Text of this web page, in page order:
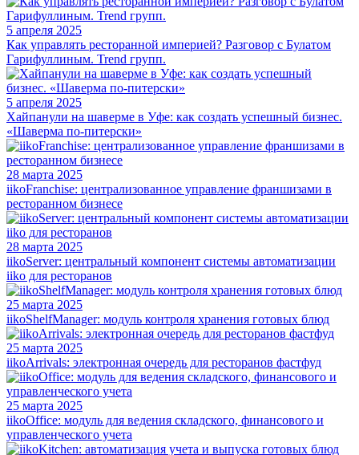
5 апреля 2025
Как управлять ресторанной империей? Разговор с Булатом
Гарифуллиным. Trend групп.
5 апреля 2025
Хайпанули на шаверме в Уфе: как создать успешный бизнес.
«Шаверма по-питерски»
28 марта 2025
iikoFranchise: централизованное управление франшизами в
ресторанном бизнесе
28 марта 2025
iikoServer: центральный компонент системы автоматизации
iiko для ресторанов
25 марта 2025
iikoShelfManager: модуль контроля хранения готовых блюд
25 марта 2025
iikoArrivals: электронная очередь для ресторанов фастфуд
25 марта 2025
iikoOffice: модуль для ведения складского, финансового и
управленческого учета